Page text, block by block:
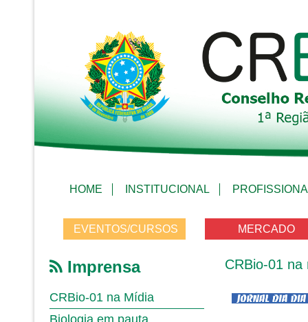
HOME INSTITUCIONAL
EVENTOS/CURSOS MERCADO
Imprensa
CRBio-01 na Mídia
Biologia em pauta
CRBio-01 na